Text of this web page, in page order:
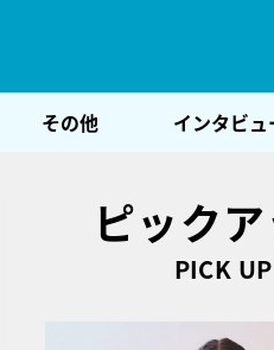
その他 インタビュ
ピック
PICK UP